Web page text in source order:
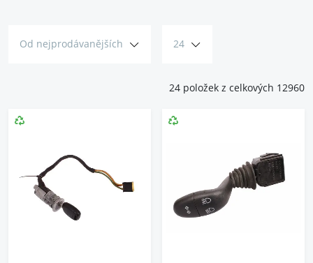
Od nejprodávanějších 24
24 položek z celkových 12960